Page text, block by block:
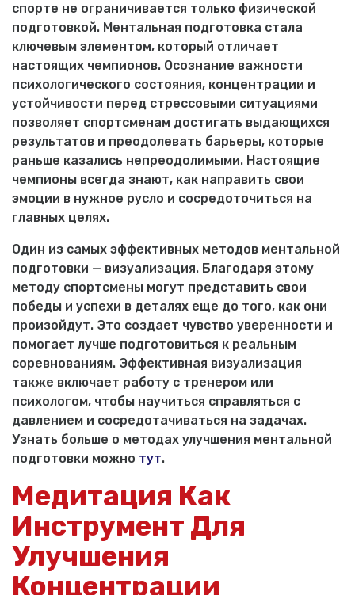
спорте не ограничивается только физической
подготовкой. Ментальная подготовка стала
ключевым элементом, который отличает
настоящих чемпионов. Осознание важности
психологического состояния, концентрации и
устойчивости перед стрессовыми ситуациями
позволяет спортсменам достигать выдающихся
результатов и преодолевать барьеры, которые
раньше казались непреодолимыми. Настоящие
чемпионы всегда знают, как направить свои
эмоции в нужное русло и сосредоточиться на
главных целях.
Один из самых эффективных методов ментальной
подготовки — визуализация. Благодаря этому
методу спортсмены могут представить свои
победы и успехи в деталях еще до того, как они
произойдут. Это создает чувство уверенности и
помогает лучше подготовиться к реальным
соревнованиям. Эффективная визуализация
также включает работу с тренером или
психологом, чтобы научиться справляться с
давлением и сосредотачиваться на задачах.
Узнать больше о методах улучшения ментальной
подготовки можно тут.
Медитация Как
Инструмент Для
Улучшения
Концентрации